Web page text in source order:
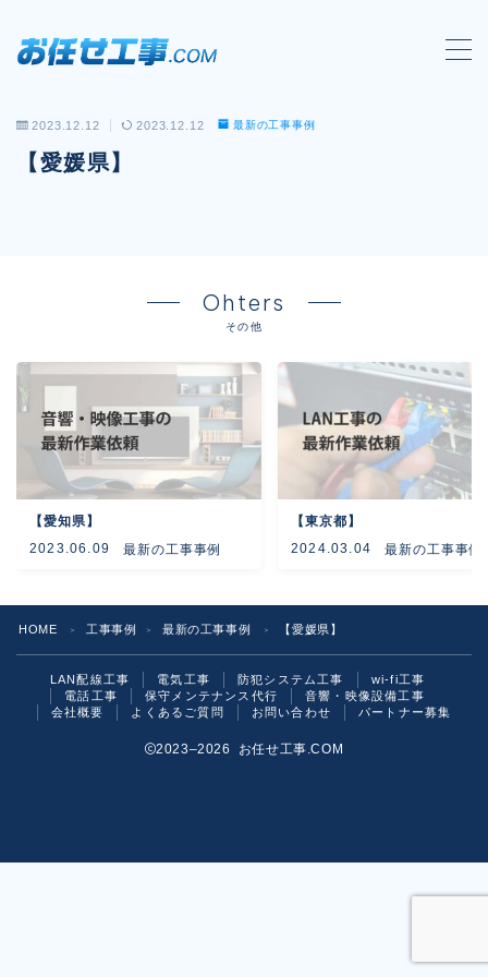
MENU
会社概要
電話工事
音響・映像設備工事
保守メンテナンス代行
よくあるご質問
2023.12.12 2023.12.12 最新の工事事例
【愛媛県】
Ohters
その他
【愛知県】
2023.06.09 最新の工事事例
【東京都】
2024.03.04 最新の工事事例
HOME ＞ 工事事例 ＞ 最新の工事事例 ＞ 【愛媛県】
LAN配線工事 電気工事 防犯システム工事
wi-fi工事
電話工事
保守メンテナンス代行
音響・映像設備工事
会社概要
よくあるご質問 お問い合わせ パートナー募集
2023–2026 お任せ工事.COM